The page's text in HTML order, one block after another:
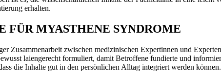
erhalten.
FÜR MYASTHENE SYNDROME
Zusammenarbeit zwischen medizinischen Expertinnen und
laiengerecht formuliert, damit Betroffene fundierte und
die Inhalte gut in den persönlichen Alltag integriert werden können.